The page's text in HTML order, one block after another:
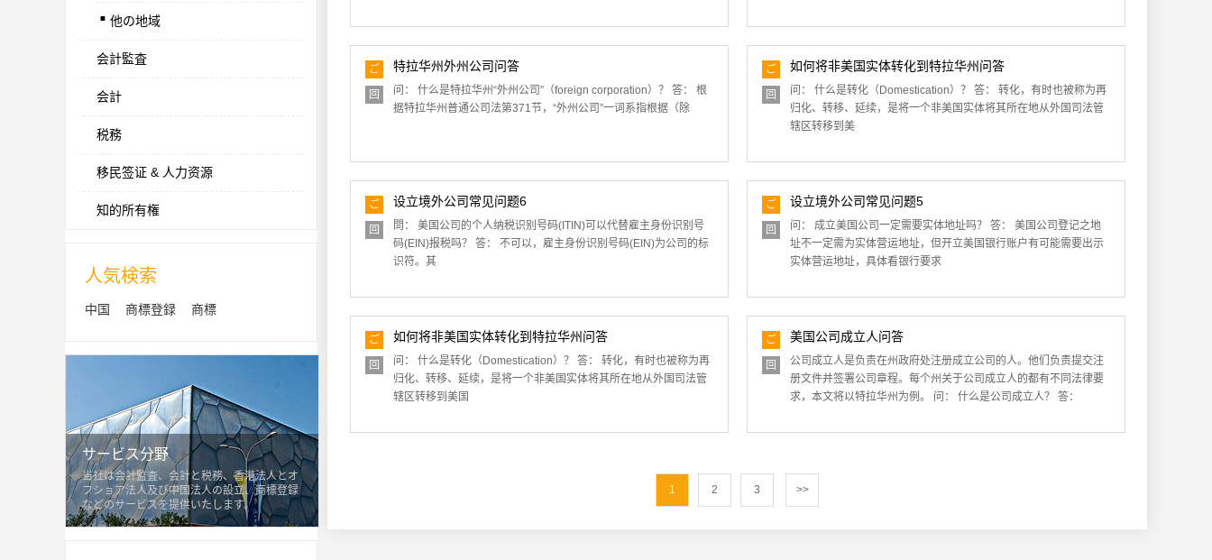
他の地域
会計監査
会計
税務
移民签证 & 人力资源
知的所有権
人気検索
中国 商標登録 商標
サービス分野
当社は会計監査、会計と税務、香港法人とオ
フショア法人及び中国法人の設立、商標登録
などのサービスを提供いたします。
ご
質
問
特拉华州外州公司问答
回
问： 什么是特拉华州“外州公司”（foreign corporation）？ 答： 根
据特拉华州普通公司法第371节，“外州公司”一词系指根据（除
ご
質
問
如何将非美国实体转化到特拉华州问答
回
问： 什么是转化（Domestication）？ 答： 转化，有时也被称为再
归化、转移、延续，是将一个非美国实体将其所在地从外国司法管
辖区转移到美
ご
質
問
设立境外公司常见问题6
回
問： 美国公司的个人纳税识别号码(ITIN)可以代替雇主身份识别号
码(EIN)报税吗？ 答： 不可以，雇主身份识别号码(EIN)为公司的标
识符。其
ご
質
問
设立境外公司常见问题5
回
问： 成立美国公司一定需要实体地址吗？ 答： 美国公司登记之地
址不一定需为实体营运地址，但开立美国银行账户有可能需要出示
实体营运地址，具体看银行要求
ご
質
問
如何将非美国实体转化到特拉华州问答
回
问： 什么是转化（Domestication）？ 答： 转化，有时也被称为再
归化、转移、延续，是将一个非美国实体将其所在地从外国司法管
辖区转移到美国
ご
質
問
美国公司成立人问答
回
公司成立人是负责在州政府处注册成立公司的人。他们负责提交注
册文件并签署公司章程。每个州关于公司成立人的都有不同法律要
求，本文将以特拉华州为例。 问： 什么是公司成立人？ 答：
1 2 3 >>